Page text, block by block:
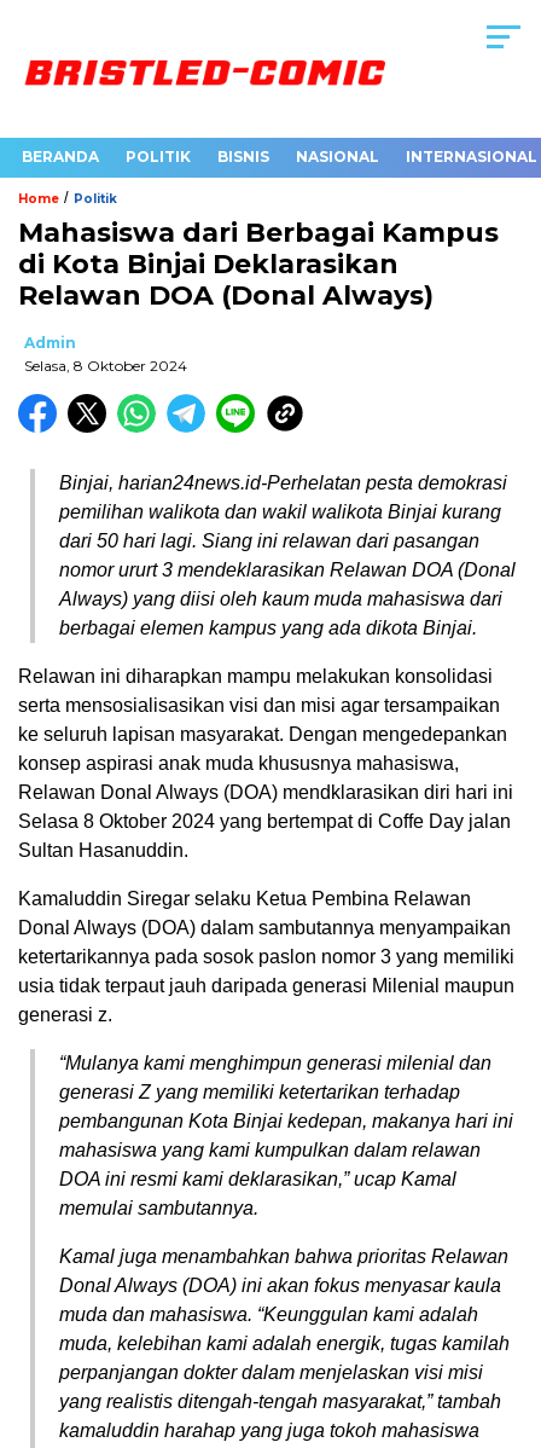
BERANDA POLITIK BISNIS NASIONAL INTERNASIONAL
Home / Politik
Mahasiswa dari Berbagai Kampus
di Kota Binjai Deklarasikan
Relawan DOA (Donal Always)
Admin
Selasa, 8 Oktober 2024
Binjai, harian24news.id-Perhelatan pesta demokrasi
pemilihan walikota dan wakil walikota Binjai kurang
dari 50 hari lagi. Siang ini relawan dari pasangan
nomor ururt 3 mendeklarasikan Relawan DOA (Donal
Always) yang diisi oleh kaum muda mahasiswa dari
berbagai elemen kampus yang ada dikota Binjai.
Relawan ini diharapkan mampu melakukan konsolidasi
serta mensosialisasikan visi dan misi agar tersampaikan
ke seluruh lapisan masyarakat. Dengan mengedepankan
konsep aspirasi anak muda khususnya mahasiswa,
Relawan Donal Always (DOA) mendklarasikan diri hari ini
Selasa 8 Oktober 2024 yang bertempat di Coffe Day jalan
Sultan Hasanuddin.
Kamaluddin Siregar selaku Ketua Pembina Relawan
Donal Always (DOA) dalam sambutannya menyampaikan
ketertarikannya pada sosok paslon nomor 3 yang memiliki
usia tidak terpaut jauh daripada generasi Milenial maupun
generasi z.
“Mulanya kami menghimpun generasi milenial dan
generasi Z yang memiliki ketertarikan terhadap
pembangunan Kota Binjai kedepan, makanya hari ini
mahasiswa yang kami kumpulkan dalam relawan
DOA ini resmi kami deklarasikan,” ucap Kamal
memulai sambutannya.
Kamal juga menambahkan bahwa prioritas Relawan
Donal Always (DOA) ini akan fokus menyasar kaula
muda dan mahasiswa. “Keunggulan kami adalah
muda, kelebihan kami adalah energik, tugas kamilah
perpanjangan dokter dalam menjelaskan visi misi
yang realistis ditengah-tengah masyarakat,” tambah
kamaluddin harahap yang juga tokoh mahasiswa